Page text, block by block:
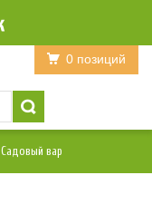
Войти Регистрация
0 позиций
Садовый вар